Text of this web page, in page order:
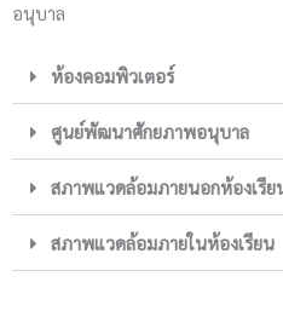
อนุบาล
ห้องคอมพิวเตอร์
ศูนย์พัฒนาศักยภาพอนุบาล
สภาพแวดล้อมภายนอกห้องเรีย
สภาพแวดล้อมภายในห้องเรียน